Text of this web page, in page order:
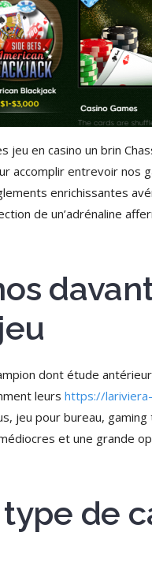
en casino un brin
accomplir entrevoir nos
enrichissantes
de un’adrénaline
dont étude
leurs https://
jeu pour bureau,
et une grande
de